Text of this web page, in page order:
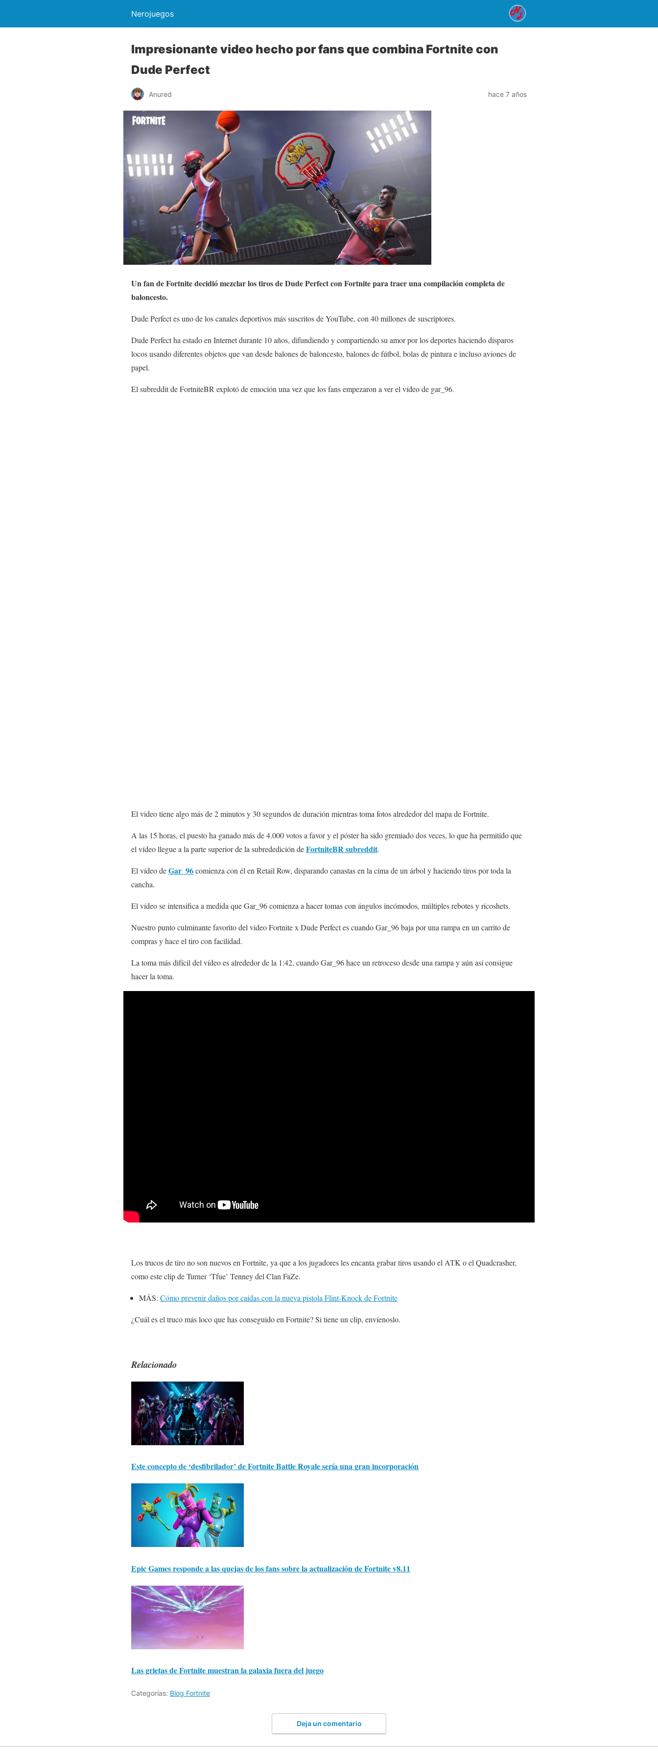
Nerojuegos
Impresionante video hecho por fans que combina Fortnite con
Dude Perfect
Anured hace 7 años
Un fan de Fortnite decidió mezclar los tiros de Dude Perfect con Fortnite para traer una compilación completa de
baloncesto.
Dude Perfect es uno de los canales deportivos más suscritos de YouTube, con 40 millones de suscriptores.
Dude Perfect ha estado en Internet durante 10 años, difundiendo y compartiendo su amor por los deportes haciendo disparos
locos usando diferentes objetos que van desde balones de baloncesto, balones de fútbol, bolas de pintura e incluso aviones de
papel.
El subreddit de FortniteBR explotó de emoción una vez que los fans empezaron a ver el vídeo de gar_96.
El video tiene algo más de 2 minutos y 30 segundos de duración mientras toma fotos alrededor del mapa de Fortnite.
A las 15 horas, el puesto ha ganado más de 4.000 votos a favor y el póster ha sido gremiado dos veces, lo que ha permitido que
el vídeo llegue a la parte superior de la subrededición deFortniteBR subreddit.
El vídeo deGar_96comienza con él en Retail Row, disparando canastas en la cima de un árbol y haciendo tiros por toda la
cancha.
El vídeo se intensifica a medida que Gar_96 comienza a hacer tomas con ángulos incómodos, múltiples rebotes y ricoshets.
Nuestro punto culminante favorito del video Fortnite x Dude Perfect es cuando Gar_96 baja por una rampa en un carrito de
compras y hace el tiro con facilidad.
La toma más difícil del vídeo es alrededor de la 1:42, cuando Gar_96 hace un retroceso desde una rampa y aún así consigue
hacer la toma.
Los trucos de tiro no son nuevos en Fortnite, ya que a los jugadores les encanta grabar tiros usando el ATK o el Quadcrasher,
como este clip de Turner ‘Tfue’ Tenney del Clan FaZe.
MÁS: Cómo prevenir daños por caídas con la nueva pistola Flint-Knock de Fortnite
¿Cuál es el truco más loco que has conseguido en Fortnite? Si tiene un clip, envíenoslo.
Relacionado
Este concepto de ‘desfibrilador’ de Fortnite Battle Royale sería una gran incorporación
Epic Games responde a las quejas de los fans sobre la actualización de Fortnite v8.11
Las grietas de Fortnite muestran la galaxia fuera del juego
Categorías: Blog Fortnite
Deja un comentario